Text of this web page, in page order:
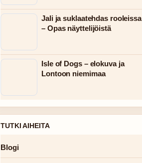
Jali ja suklaatehdas rooleissa
– Opas näyttelijöistä
Isle of Dogs – elokuva ja
Lontoon niemimaa
TUTKI AIHEITA
Blogi